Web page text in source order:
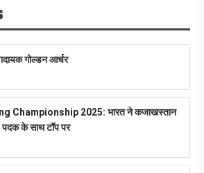
गोल्डन आर्चर
Championship 2025: भारत ने कजाखस्तान
पदक के साथ टॉप पर